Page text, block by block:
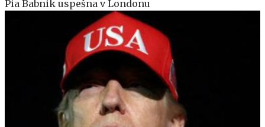
Pia Babnik uspešna v Londonu